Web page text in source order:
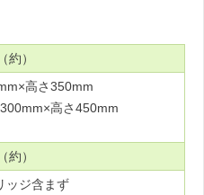
約）
高さ350mm
高さ450mm
約）
ジ含まず